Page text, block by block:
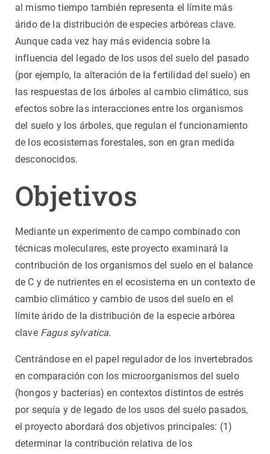
al mismo tiempo también representa el límite más
árido de la distribución de especies arbóreas clave.
Aunque cada vez hay más evidencia sobre la
influencia del legado de los usos del suelo del pasado
(por ejemplo, la alteración de la fertilidad del suelo) en
las respuestas de los árboles al cambio climático, sus
efectos sobre las interacciones entre los organismos
del suelo y los árboles, que regulan el funcionamiento
de los ecosistemas forestales, son en gran medida
desconocidos.
Objetivos
Mediante un experimento de campo combinado con
técnicas moleculares, este proyecto examinará la
contribución de los organismos del suelo en el balance
de C y de nutrientes en el ecosistema en un contexto de
cambio climático y cambio de usos del suelo en el
límite árido de la distribución de la especie arbórea
clave Fagus sylvatica.
Centrándose en el papel regulador de los invertebrados
en comparación con los microorganismos del suelo
(hongos y bacterias) en contextos distintos de estrés
por sequía y de legado de los usos del suelo pasados,
el proyecto abordará dos objetivos principales: (1)
determinar la contribución relativa de los